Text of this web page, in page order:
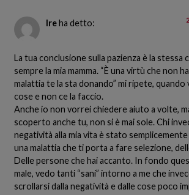
Ire ha detto:
La tua conclusione sulla pazienza è la stessa
sempre la mia mamma. “È una virtù che non
malattia te la sta donando” mi ripete,
cose e non ce la faccio.
Anche io non vorrei chiedere aiuto a volte,
scoperto anche tu, non si è mai sole. Chi
negatività alla mia vita è stato
una malattia che ti porta a fare selezione,
Delle persone che hai accanto. In fondo
male, vedo tanti “sani” intorno a me che
scrollarsi dalla negatività e dalle cose poco